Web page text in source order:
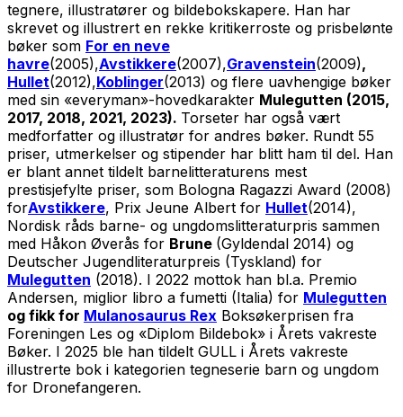
tegnere, illustratører og bildebokskapere. Han har
skrevet og illustrert en rekke kritikerroste og prisbelønte
bøker som For en neve
havre(2005),Avstikkere(2007),Gravenstein(2009),
Hullet(2012),Koblinger(2013) og flere uavhengige bøker
med sin «everyman»-hovedkarakter Mulegutten (2015,
2017, 2018, 2021, 2023). Torseter har også vært
medforfatter og illustratør for andres bøker. Rundt 55
priser, utmerkelser og stipender har blitt ham til del. Han
er blant annet tildelt barnelitteraturens mest
prestisjefylte priser, som Bologna Ragazzi Award (2008)
forAvstikkere, Prix Jeune Albert for Hullet(2014),
Nordisk råds barne- og ungdomslitteraturpris sammen
med Håkon Øverås for Brune (Gyldendal 2014) og
Deutscher Jugendliteraturpreis (Tyskland) for
Mulegutten (2018). I 2022 mottok han bl.a. Premio
Andersen, miglior libro a fumetti (Italia) for Mulegutten
og fikk for Mulanosaurus Rex Boksøkerprisen fra
Foreningen Les og «Diplom Bildebok» i Årets vakreste
Bøker. I 2025 ble han tildelt GULL i Årets vakreste
illustrerte bok i kategorien tegneserie barn og ungdom
for Dronefangeren.